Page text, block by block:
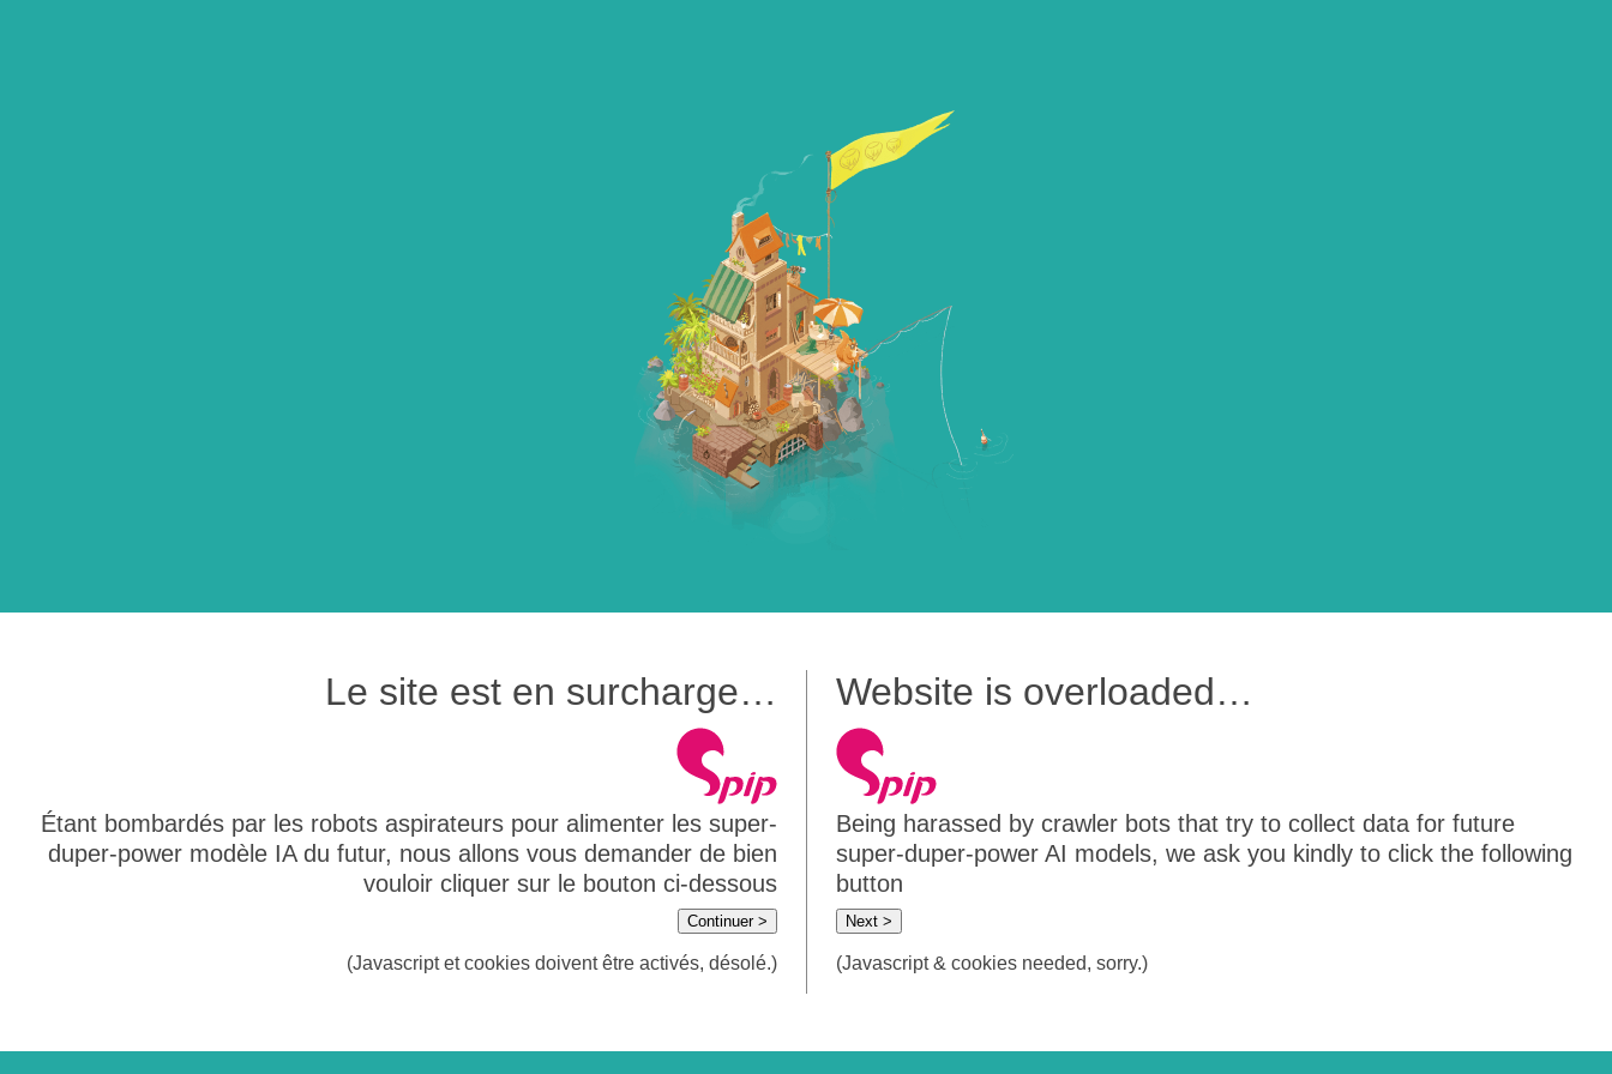
Le site est en surcharge…
Étant bombardés par les robots aspirateurs pour alimenter les super-
duper-power modèle IA du futur, nous allons vous demander de bien
vouloir cliquer sur le bouton ci-dessous
Continuer >
(Javascript et cookies doivent être activés, désolé.)
Website is overloaded…
Being harassed by crawler bots that try to collect data for future
super-duper-power AI models, we ask you kindly to click the following
button
Next >
(Javascript & cookies needed, sorry.)